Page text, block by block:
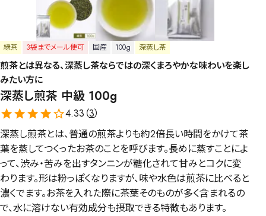
緑茶 3袋までメール便可 国産 100g 深蒸し茶
煎茶とは異なる、深蒸し茶ならではの深くまろやかな味わいを楽し
みたい方に
深蒸し煎茶 中級 100g
4.33（3）
深蒸し煎茶とは、普通の煎茶よりも約2倍長い時間をかけて茶
葉を蒸してつくったお茶のことを呼びます。長めに蒸すことによ
って、渋み・苦みを出すタンニンが糖化されて甘みとコクに変
わります。形は粉っぽくなりますが、味や水色は煎茶に比べると
濃くでます。お茶を入れた際に茶葉そのものが多く含まれるの
で、水に溶けない有効成分も摂取できる特徴もあります。